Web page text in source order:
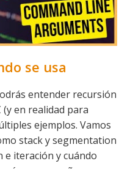
se usa
entender recursión
en realidad para
ejemplos. Vamos
stack y segmentation
iteración y cuándo